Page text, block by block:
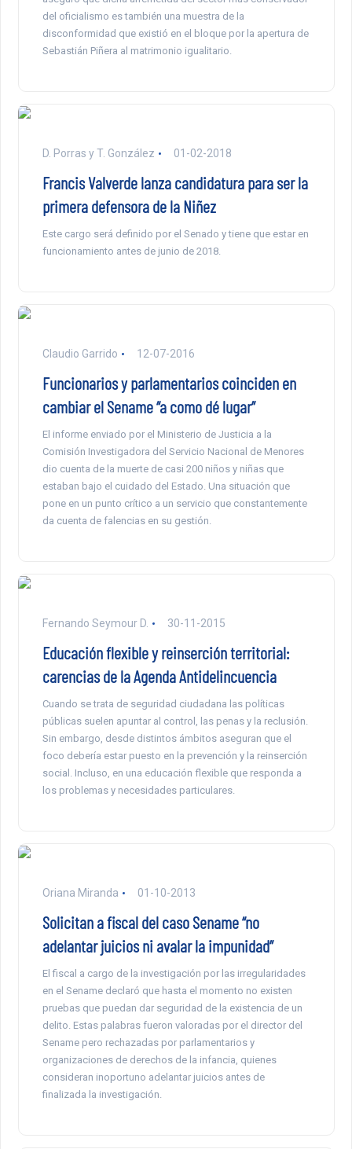
del oficialismo es también una muestra de la
disconformidad que existió en el bloque por la apertura de
Sebastián Piñera al matrimonio igualitario.
D. Porras y T. González 01-02-2018
Francis Valverde lanza candidatura para ser la
primera defensora de la Niñez
Este cargo será definido por el Senado y tiene que estar en
funcionamiento antes de junio de 2018.
Claudio Garrido 12-07-2016
Funcionarios y parlamentarios coinciden en
cambiar el Sename “a como dé lugar”
El informe enviado por el Ministerio de Justicia a la
Comisión Investigadora del Servicio Nacional de Menores
dio cuenta de la muerte de casi 200 niños y niñas que
estaban bajo el cuidado del Estado. Una situación que
pone en un punto crítico a un servicio que constantemente
da cuenta de falencias en su gestión.
Fernando Seymour D. 30-11-2015
Educación flexible y reinserción territorial:
carencias de la Agenda Antidelincuencia
Cuando se trata de seguridad ciudadana las políticas
públicas suelen apuntar al control, las penas y la reclusión.
Sin embargo, desde distintos ámbitos aseguran que el
foco debería estar puesto en la prevención y la reinserción
social. Incluso, en una educación flexible que responda a
los problemas y necesidades particulares.
Oriana Miranda 01-10-2013
Solicitan a fiscal del caso Sename “no
adelantar juicios ni avalar la impunidad”
El fiscal a cargo de la investigación por las irregularidades
en el Sename declaró que hasta el momento no existen
pruebas que puedan dar seguridad de la existencia de un
delito. Estas palabras fueron valoradas por el director del
Sename pero rechazadas por parlamentarios y
organizaciones de derechos de la infancia, quienes
consideran inoportuno adelantar juicios antes de
finalizada la investigación.